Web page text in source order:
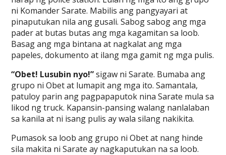
ni Komander Sarate. Mabilis ang pangyayari at
pinaputukan nila ang gusali. Sabog sabog ang mga
pader at butas butas ang mga kagamitan sa loob.
Basag ang mga bintana at nagkalat ang mga
papeles, dokumento at ilang mga gamit ng mga pulis.
“Obet! Lusubin nyo!”sigaw ni Sarate. Bumaba ang
grupo ni Obet at lumapit ang mga ito. Samantala,
patuloy parin ang pagpapaputok nina Sarate mula sa
likod ng truck. Kapansin-pansing walang nanlalaban
sa kanila at ni isang pulis ay wala silang nakikita.
Pumasok sa loob ang grupo ni Obet at nang hinde
sila makita ni Sarate ay nagkaputukan na sa loob.